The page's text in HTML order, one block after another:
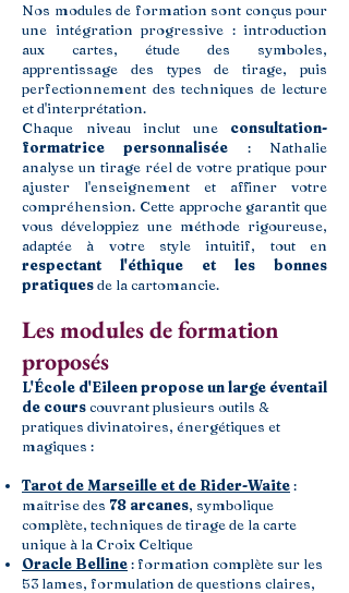
Nos modules de formation sont conçus pour
une intégration progressive : introduction
aux cartes, étude des symboles,
apprentissage des types de tirage, puis
perfectionnement des techniques de lecture
et d'interprétation.
Chaque niveau inclut une consultation-
formatrice personnalisée : Nathalie
analyse un tirage réel de votre pratique pour
ajuster l'enseignement et affiner votre
compréhension. Cette approche garantit que
vous développiez une méthode rigoureuse,
adaptée à votre style intuitif, tout en
respectant l'éthique et les bonnes
pratiquesde la cartomancie.
Les modules de formation
proposés
L'École d'Eileen propose un large éventail
de courscouvrant plusieurs outils &
pratiques divinatoires, énergétiques et
magiques :
Tarot de Marseille et de Rider-Waite:
maîtrise des 78 arcanes, symbolique
complète, techniques de tirage de la carte
unique à la Croix Celtique
Oracle Belline: formation complète sur les
53 lames, formulation de questions claires,